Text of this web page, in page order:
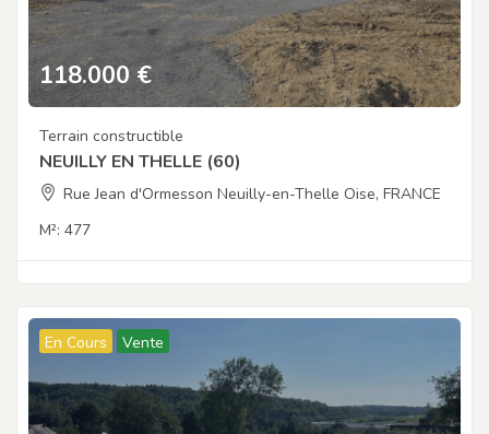
118.000 €
Terrain constructible
NEUILLY EN THELLE (60)
Rue Jean d'Ormesson Neuilly-en-Thelle Oise, FRANCE
M²: 477
En Cours Vente